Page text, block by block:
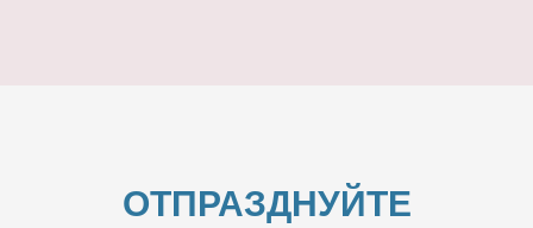
ОТПРАЗДНУЙТЕ